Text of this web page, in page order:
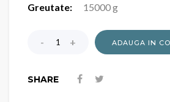
Greutate:
15000 g
ADAUGA IN
SHARE